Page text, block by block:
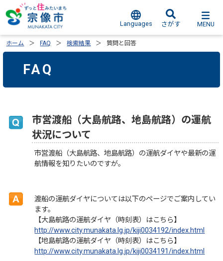
Languages さがす MENU
ホーム FAQ 検索結果 質問と回答
FAQ
市営渡船（大島航路、地島航路）の運航
状況について
市営渡船（大島航路、地島航路）の運航ダイヤや最新の運
航情報を知りたいのですが。
渡船の運航ダイヤについては以下のページでご案内してい
ます。
【大島航路の運航ダイヤ（時刻表）はこちら】
http://www.city.munakata.lg.jp/kiji0034192/index.html
【地島航路の運航ダイヤ（時刻表）はこちら】
http://www.city.munakata.lg.jp/kiji0034191/index.html